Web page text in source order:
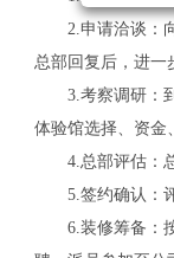
2.申请洽谈：向
总部回复后，进一
3.考察调研：到
体验馆选择、资金
4.总部评估：总
5.签约确认：评
6.装修筹备：按